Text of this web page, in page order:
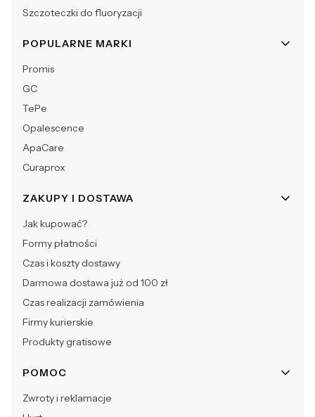
Szczoteczki do fluoryzacji
POPULARNE MARKI
Promis
GC
TePe
Opalescence
ApaCare
Curaprox
ZAKUPY I DOSTAWA
Jak kupować?
Formy płatności
Czas i koszty dostawy
Darmowa dostawa już od 100 zł
Czas realizacji zamówienia
Firmy kurierskie
Produkty gratisowe
POMOC
Zwroty i reklamacje